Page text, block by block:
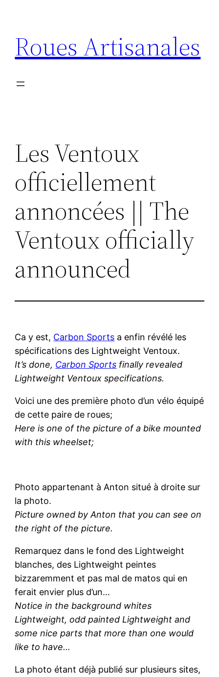
contenu
Roues Artisanales
Les Ventoux
officiellement
annoncées || The
Ventoux officially
announced
Ca y est, Carbon Sports a enfin révélé les
spécifications des Lightweight Ventoux.
It’s done, Carbon Sports finally revealed
Lightweight Ventoux specifications.
Voici une des première photo d’un vélo équipé
de cette paire de roues;
Here is one of the picture of a bike mounted
with this wheelset;
Photo appartenant à Anton situé à droite sur
la photo.
Picture owned by Anton that you can see on
the right of the picture.
Remarquez dans le fond des Lightweight
blanches, des Lightweight peintes
bizzaremment et pas mal de matos qui en
ferait envier plus d’un…
Notice in the background whites
Lightweight, odd painted Lightweight and
some nice parts that more than one would
like to have…
La photo étant déjà publié sur plusieurs sites,